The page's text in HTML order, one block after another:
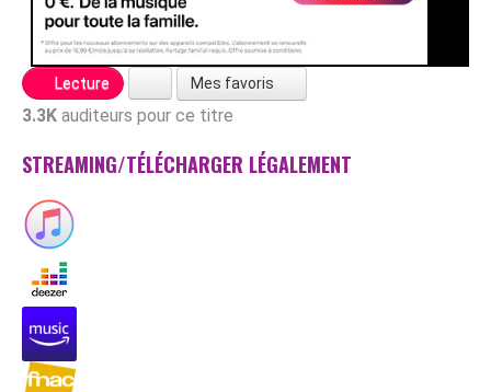
Lecture Mes favoris
3.3K auditeurs pour ce titre
STREAMING/TÉLÉCHARGER LÉGALEMENT